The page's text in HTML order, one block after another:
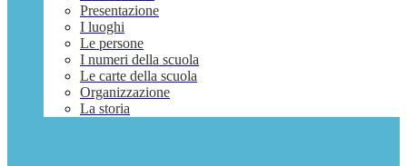
Presentazione
I luoghi
Le persone
I numeri della scuola
Le carte della scuola
Organizzazione
La storia